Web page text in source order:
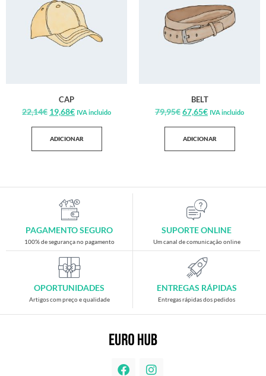
CAP
22,14€ 19,68€ IVA incluido
ADICIONAR
BELT
79,95€67,65€ IVA incluido
ADICIONAR
PAGAMENTO SEGURO
100% de segurança no pagamento
SUPORTE ONLINE
Um canal de comunicação online
OPORTUNIDADES
Artigos com preço e qualidade
ENTREGAS RÁPIDAS
Entregas rápidas dos pedidos